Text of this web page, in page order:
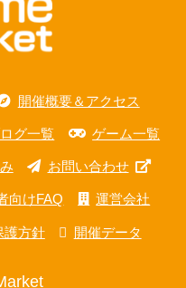
開催概要＆アクセス
グ一覧 ゲーム一覧
お問い合わせ
向けFAQ 運営会社
護方針 開催データ